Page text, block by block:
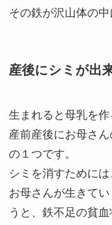
その鉄が沢山体の
産後にシミが出
生まれると母乳を作
産前産後にお母さ
の１つです。
シミを消すために
お母さんが生きて
うと、鉄不足の貧